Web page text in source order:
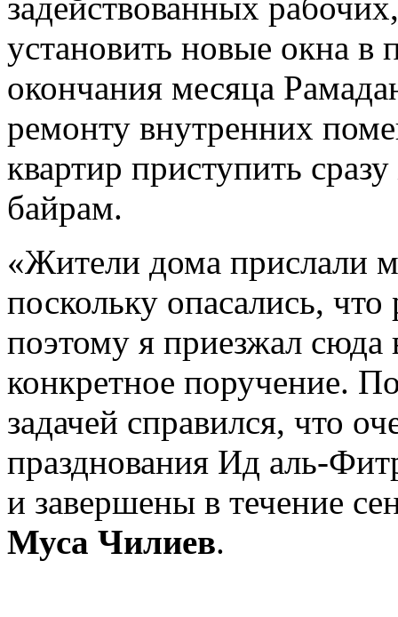
установить новые окна в
окончания месяца
ремонту внутренних
квартир приступить
байрам.
«Жители дома прислали
поскольку опасались,
поэтому я приезжал
конкретное поручение.
задачей справился, что
празднования Ид аль-
и завершены в течение
Муса Чилиев.